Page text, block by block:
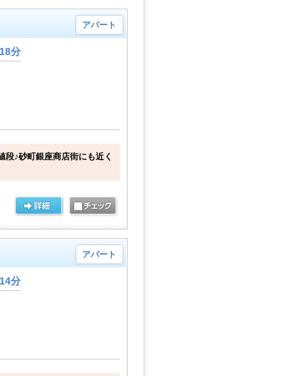
アパート
分
段♪砂町銀座商店街にも近く
アパート
分